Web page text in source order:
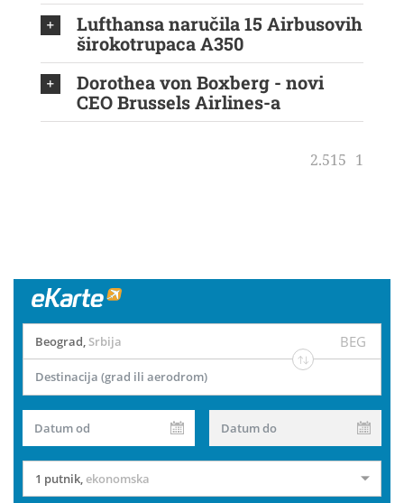
Lufthansa naručila 15 Airbusovih
širokotrupaca A350
Dorothea von Boxberg - novi
CEO Brussels Airlines-a
2.515 1
Beograd, Srbija BEG
Destinacija (grad ili aerodrom)
Datum od Datum do
1 putnik,ekonomska